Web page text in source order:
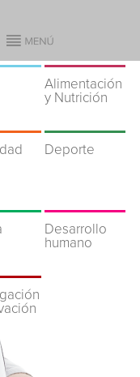
Alimentación
y Nutrición
Deporte
Desarrollo
humano